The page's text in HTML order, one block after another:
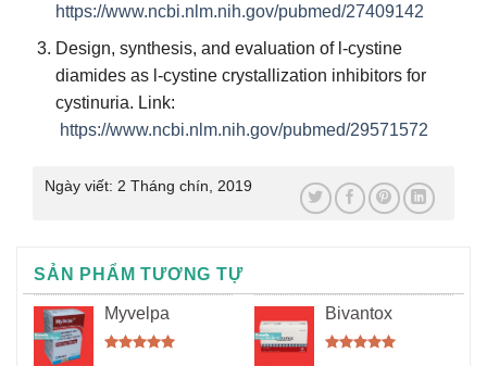
https://www.ncbi.nlm.nih.gov/pubmed/27409142
Design, synthesis, and evaluation of l-cystine
diamides as l-cystine crystallization inhibitors for
cystinuria. Link:
https://www.ncbi.nlm.nih.gov/pubmed/29571572
Ngày viết: 2 Tháng chín, 2019
SẢN PHẨM TƯƠNG TỰ
Myvelpa Bivantox